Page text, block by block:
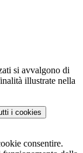
si avvalgono di
illustrate nella
i cookies
consentire.